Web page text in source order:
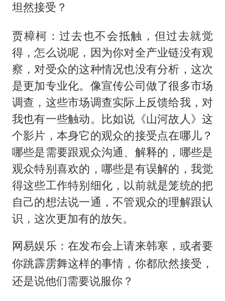
坦然接受？
贾樟柯：过去也不会抵触，但过去就觉
得，怎么说呢，因为你对全产业链没有观
察，对受众的这种情况也没有分析，这次
是更加专业化。像宣传公司做了很多市场
调查，这些市场调查实际上反馈给我，对
我也有一些触动。比如说《山河故人》这
个影片，本身它的观众的接受点在哪儿？
哪些是需要跟观众沟通、解释的，哪些是
观众特别喜欢的，哪些是有误解的，我觉
得这些工作特别细化，以前就是笼统的把
自己的想法说一通，不管观众的理解跟认
识，这次更加有的放矢。
网易娱乐：在发布会上请来韩寒，或者要
你跳霹雳舞这样的事情，你都欣然接受，
还是说他们需要说服你？